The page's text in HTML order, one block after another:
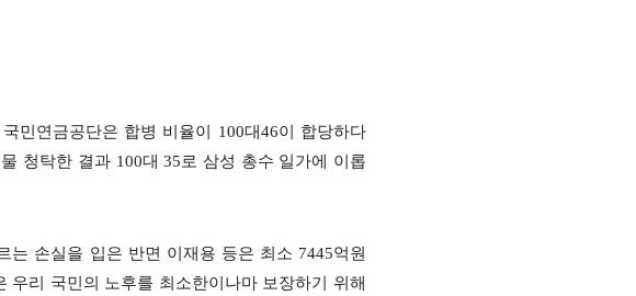
민연금공단은 합병 비율이 100대46이 합당하다
청탁한 결과 100대 35로 삼성 총수 일가에 이롭
는 손실을 입은 반면 이재용 등은 최소 7445억원
우리 국민의 노후를 최소한이나마 보장하기 위해